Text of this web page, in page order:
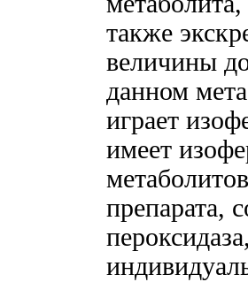
также
величины
данном
играет
имеет
препарата,